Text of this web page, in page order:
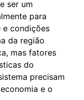
ser um
para
e condições
da região
mas fatores
do
precisam
e o